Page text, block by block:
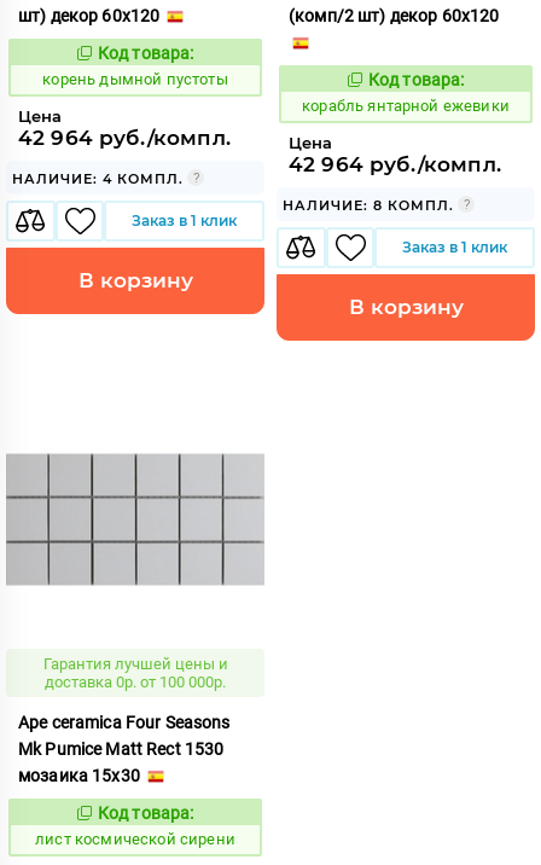
шт) декор 60x120
784574
Код товара:
корень дымной пустоты
Цена
42 964 руб./компл.
НАЛИЧИЕ: 4 КОМПЛ.
Заказ в 1 клик
В корзину
(комп/2 шт) декор 60x120
781024
Код товара:
корабль янтарной ежевики
Цена
42 964 руб./компл.
НАЛИЧИЕ: 8 КОМПЛ.
Заказ в 1 клик
В корзину
Гарантия лучшей цены и
доставка 0р. от 100 000р.
Ape ceramica Four Seasons
Mk Pumice Matt Rect 1530
мозаика 15x30
879964
Код товара:
лист космической сирени